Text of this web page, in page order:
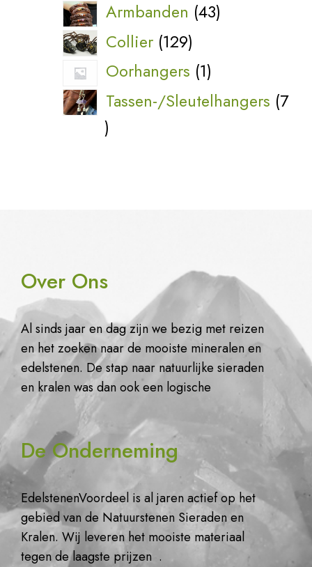
Armbanden 4343
Collier 129129
producten
Oorhangers 11
product
Tassen-/Sleutelhangers 7
7
Over Ons
Al sinds jaar en dag zijn we bezig met reizen
en het zoeken naar de mooiste mineralen en
edelstenen. De stap naar natuurlijke sieraden
en kralen was dan ook een logische
De Onderneming
EdelstenenVoordeel is al jaren actief op het
gebied van de Natuurstenen Sieraden en
Kralen. Wij leveren het mooiste materiaal
tegen de laagste prijzen .